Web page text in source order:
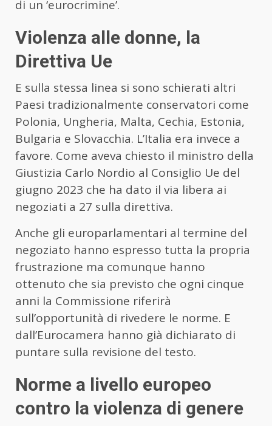
di un ‘eurocrimine’.
Violenza alle donne, la
Direttiva Ue
E sulla stessa linea si sono schierati altri
Paesi tradizionalmente conservatori come
Polonia, Ungheria, Malta, Cechia, Estonia,
Bulgaria e Slovacchia. L’Italia era invece a
favore. Come aveva chiesto il ministro della
Giustizia Carlo Nordio al Consiglio Ue del
giugno 2023 che ha dato il via libera ai
negoziati a 27 sulla direttiva.
Anche gli europarlamentari al termine del
negoziato hanno espresso tutta la propria
frustrazione ma comunque hanno
ottenuto che sia previsto che ogni cinque
anni la Commissione riferirà
sull’opportunità di rivedere le norme. E
dall’Eurocamera hanno già dichiarato di
puntare sulla revisione del testo.
Norme a livello europeo
contro la violenza di genere